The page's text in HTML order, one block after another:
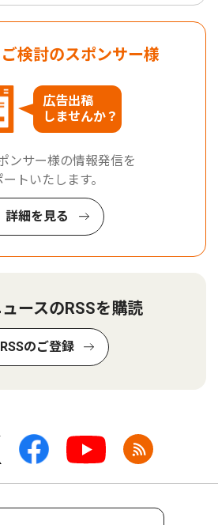
検討のスポンサー様
広告出稿
しませんか？
ンサー様の情報発信を
トいたします。
詳細を見る
ースのRSSを購読
RSSのご登録